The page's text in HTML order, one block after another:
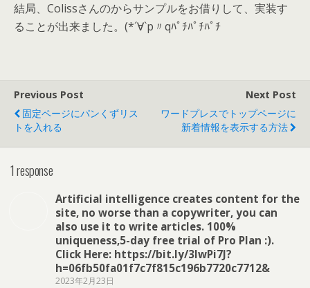
結局、Colissさんのからサンプルをお借りして、実装す
ることが出来ました。(*´∀`p〃qﾊﾟﾁﾊﾟﾁﾊﾟﾁ
Previous Post
固定ページにパンくずリス
トを入れる
Next Post
ワードプレスでトップページに
新着情報を表示する方法
1 response
Artificial intelligence creates content for the
site, no worse than a copywriter, you can
also use it to write articles. 100%
uniqueness,5-day free trial of Pro Plan :).
Click Here: https://bit.ly/3lwPi7J?
h=06fb50fa01f7c7f815c196b7720c7712&
2023年2月23日